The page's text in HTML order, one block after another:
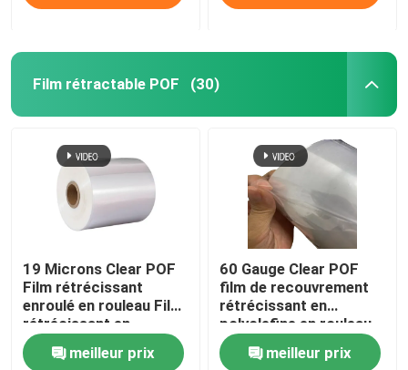
Film rétractable POF (30)
19 Microns Clear POF
Film rétrécissant
enroulé en rouleau Film
rétrécissant en
polyolefine plié en
centre meilleur prix
60 Gauge Clear POF
film de recouvrement
rétrécissant en
polyolefine en rouleau
de film rétrécissant
plié en centre
meilleur prix